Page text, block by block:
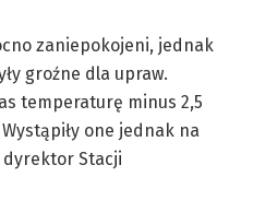
zaniepokojeni, jednak
groźne dla upraw.
temperaturę minus 2,5
one jednak na
dyrektor Stacji